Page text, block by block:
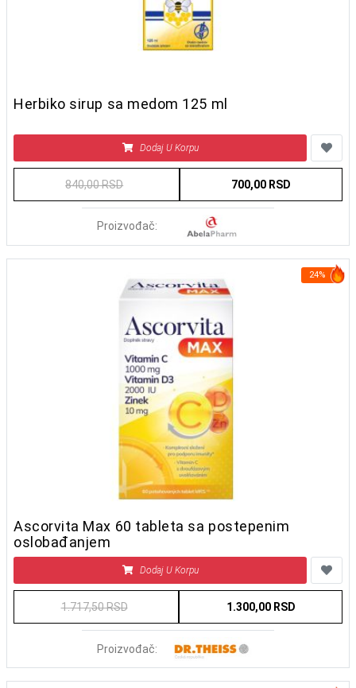
Herbiko sirup sa medom 125 ml
Dodaj U Korpu
840,00 RSD 700,00 RSD
Proizvođač:
24%
Ascorvita Max 60 tableta sa postepenim
oslobađanjem
Dodaj U Korpu
1.717,50 RSD 1.300,00 RSD
Proizvođač: